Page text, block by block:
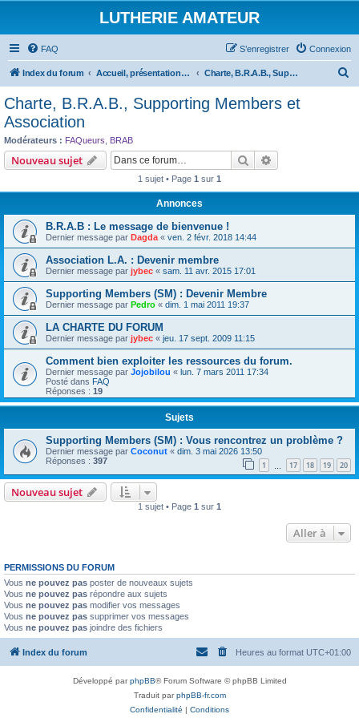
LUTHERIE AMATEUR
FAQ Connexion
S’enregistrer
Index du forum Accueil, présentations et informations Charte, B.R.A.B., Supporting Members et Association
Charte, B.R.A.B., Supporting Members et
Association
Modérateurs : FAQueurs BRAB
Nouveau sujet Rechercher
1 sujet • Page 1 sur 1
Annonces
B.R.A.B : Le message de bienvenue !
Dernier message par Dagda « ven. 2 févr. 2018 14:44
Association L.A. : Devenir membre
Dernier message par jybec « sam. 11 avr. 2015 17:01
Supporting Members (SM) : Devenir Membre
Dernier message par Pedro « dim. 1 mai 2011 19:37
LA CHARTE DU FORUM
Dernier message par jybec « jeu. 17 sept. 2009 11:15
Comment bien exploiter les ressources du forum.
Dernier message par Jojobilou « lun. 7 mars 2011 17:34
Posté dans FAQ
Réponses : 19
Sujets
Supporting Members (SM) : Vous rencontrez un problème ?
Dernier message par Coconut « dim. 3 mai 2026 13:50
Réponses : 397 1 17 18 19 20
Nouveau sujet
1 sujet • Page 1 sur 1
Aller à
PERMISSIONS DU FORUM
Vous ne pouvez pas poster de nouveaux sujets
Vous ne pouvez pas répondre aux sujets
Vous ne pouvez pas modifier vos messages
Vous ne pouvez pas supprimer vos messages
Vous ne pouvez pas joindre des fichiers
Index du forum Heures au format UTC+01:00
Développé parphpBB® Forum Software © phpBB Limited
Traduit parphpBB-fr.com
Confidentialité | Conditions